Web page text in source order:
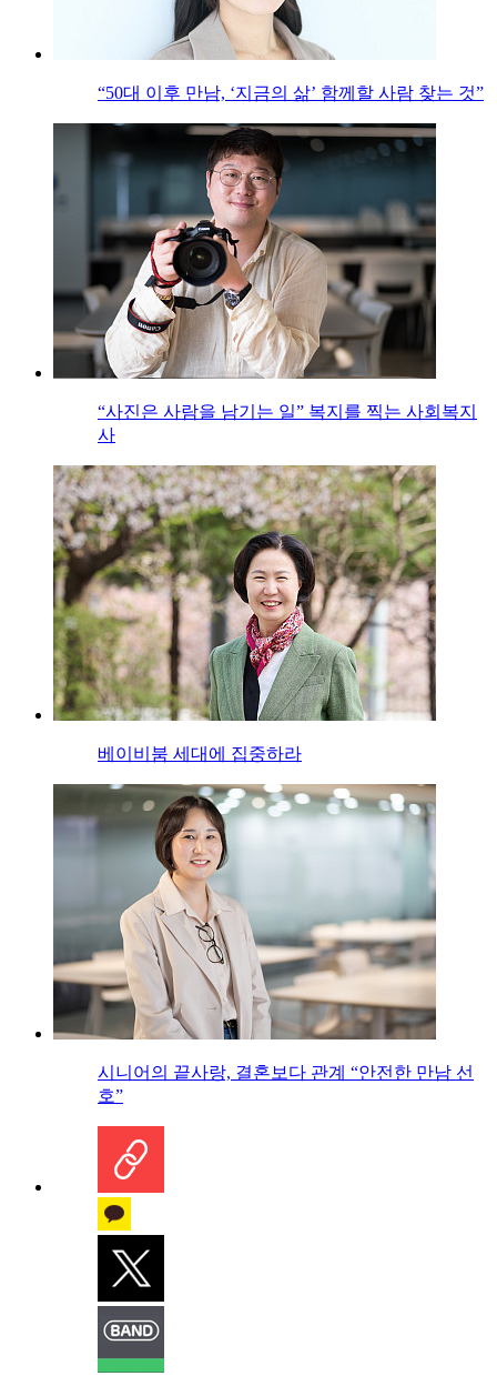
“50대 이후 만남, ‘지금의 삶’ 함께할 사람 찾는 것”
“사진은 사람을 남기는 일” 복지를 찍는 사회복지
사
베이비붐 세대에 집중하라
시니어의 끝사랑, 결혼보다 관계 “안전한 만남 선
호”